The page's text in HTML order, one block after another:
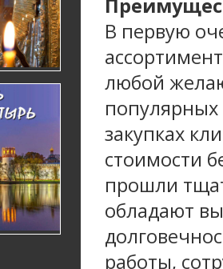
В первую
любой
закупках
стоимости
прошли
обладают
работы,